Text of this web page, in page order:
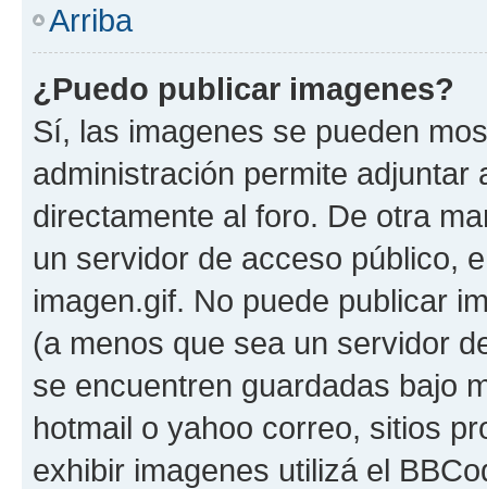
Arriba
¿Puedo publicar imagenes?
Sí, las imagenes se pueden
administración permite
directamente al foro. De otra
un servidor de acceso público,
imagen.gif. No puede publicar
(a menos que sea un servidor
se encuentren guardadas bajo
hotmail o yahoo correo, sitios
exhibir imagenes utilizá el